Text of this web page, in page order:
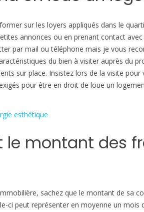
g
e
s
à
é
v
q
d
o
sur les loyers appliqués dans le
annonces ou en prenant contact avec
par mail ou téléphone mais je vous
du bien à visiter auprès du
sur place. Insistez lors de la visite
pour être en droit de loue un
esthétique
le montant des
sachez que le montant de sa
ci peut représenter en moyenne un mois